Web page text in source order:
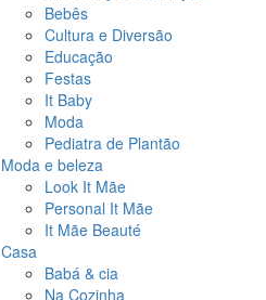
Bebês
Cultura e Diversão
Educação
Festas
It Baby
Moda
Pediatra de Plantão
Moda e beleza
Look It Mãe
Personal It Mãe
It Mãe Beauté
Casa
Babá & cia
Na Cozinha